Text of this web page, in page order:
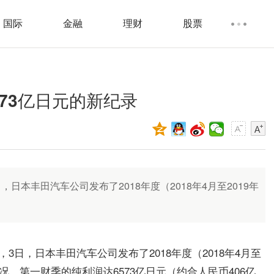
国际 金融 理财 股票
亿日元的新纪录
日本丰田汽车公司发布了2018年度（2018年4月至2019年
日，日本丰田汽车公司发布了2018年度（2018年4月至
，第一财季的纯利润达6573亿日元（约合人民币406亿